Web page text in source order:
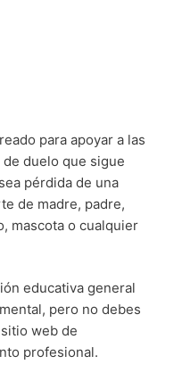
para apoyar a las
duelo que sigue
pérdida de una
de madre, padre,
mascota o cualquier
educativa general
pero no debes
web de
profesional.